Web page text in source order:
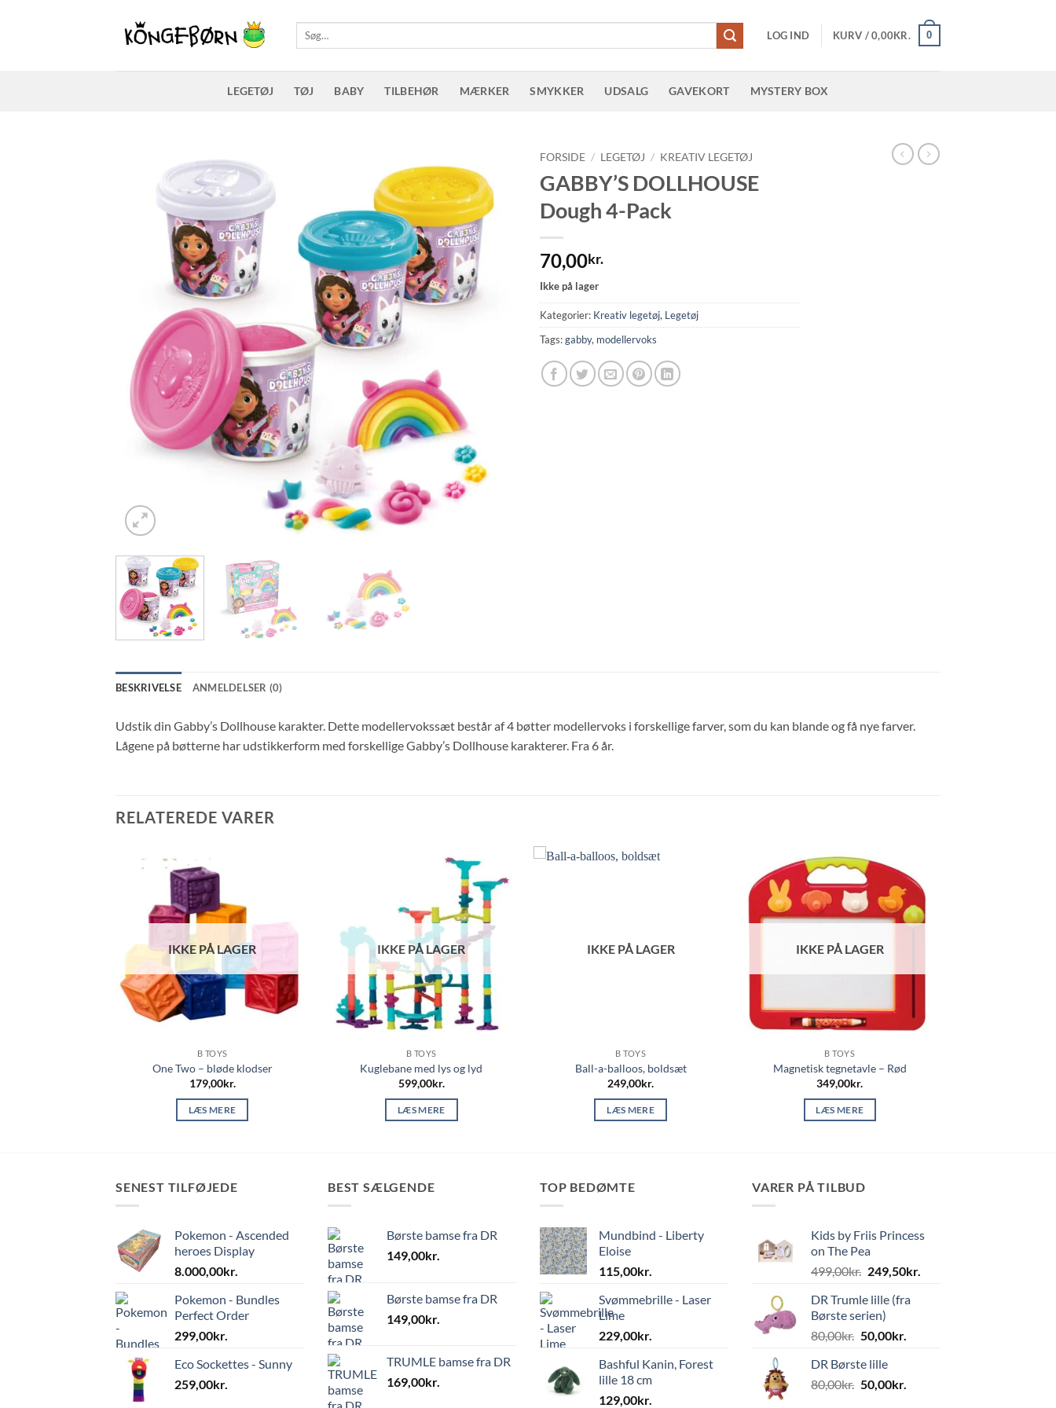
Søg
efter:
LOG IND KURV /0,00KR. 0
LEGETØJ TØJ BABY TILBEHØR MÆRKER SMYKKER UDSALG GAVEKORT MYSTERY BOX
FORSIDE / LEGETØJ / KREATIV LEGETØJ
GABBY’S DOLLHOUSE
Dough 4-Pack
70,00kr.
Ikke på lager
Kategorier: Kreativ legetøj, Legetøj
Tags:gabby, modellervoks
BESKRIVELSE ANMELDELSER (0)
Udstik din Gabby’s Dollhouse karakter. Dette modellervokssæt består af 4 bøtter modellervoks i forskellige farver, som du kan blande og få nye farver.
Lågene på bøtterne har udstikkerform med forskellige Gabby’s Dollhouse karakterer. Fra 6 år.
RELATEREDE VARER
IKKE PÅ LAGER
B TOYS
One Two – bløde klodser
179,00kr.
LÆS MERE
IKKE PÅ LAGER
B TOYS
Kuglebane med lys og lyd
599,00kr.
LÆS MERE
IKKE PÅ LAGER
B TOYS
Ball-a-balloos, boldsæt
249,00kr.
LÆS MERE
IKKE PÅ LAGER
B TOYS
Magnetisk tegnetavle – Rød
349,00kr.
LÆS MERE
SENEST TILFØJEDE
Pokemon - Ascended
heroes Display
8.000,00kr.
Pokemon - Bundles
Perfect Order
299,00kr.
Eco Sockettes - Sunny
259,00kr.
BEST SÆLGENDE
Børste bamse fra DR
149,00kr.
Børste bamse fra DR
149,00kr.
TRUMLE bamse fra DR
169,00kr.
TOP BEDØMTE
Mundbind - Liberty
Eloise
115,00kr.
Svømmebrille - Laser
Lime
229,00kr.
Bashful Kanin, Forest
lille 18 cm
129,00kr.
VARER PÅ TILBUD
Kids by Friis Princess
on The Pea
499,00kr. Den
pris
var:
499,00kr..
249,50kr.
DR Trumle lille (fra
Børste serien)
80,00kr. Den
pris
var:
50,00kr.
er:
DR Børste lille
80,00kr. Den
50,00kr.